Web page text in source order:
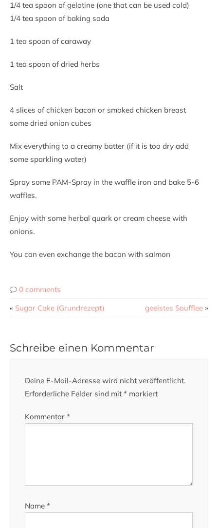
1/4 tea spoon of gelatine (one that can be used cold)
1/4 tea spoon of baking soda
1 tea spoon of caraway
1 tea spoon of dried herbs
Salt
4 slices of chicken bacon or smoked chicken breast
some dried onion cubes
Mix everything to a creamy batter (if it is too dry add
some sparkling water)
Spray some PAM-Spray in the waffle iron and bake 5-6
waffles.
Enjoy with some herbal quark or cream cheese with
onions.
You can even exchange the bacon with salmon
0 comments
« Sugar Cake (Grundrezept) geeistes Soufflee »
Schreibe einen Kommentar
Deine E-Mail-Adresse wird nicht veröffentlicht.
Erforderliche Felder sind mit * markiert
Kommentar *
Name *